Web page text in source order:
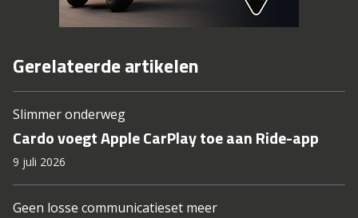
Gerelateerde artikelen
Slimmer onderweg
Cardo voegt Apple CarPlay toe aan Ride-app
9 juli 2026
Geen losse communicatieset meer